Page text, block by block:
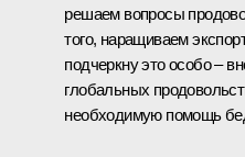
решаем вопросы
того, наращиваем
подчеркну это особо –
глобальных
необходимую помощь